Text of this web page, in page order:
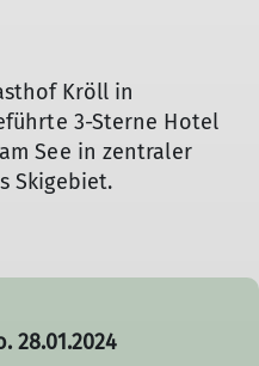
Kröll in
3-Sterne Hotel
See in zentraler
Skigebiet.
28.01.2024